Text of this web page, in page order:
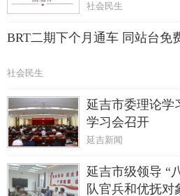
社会民生
BRT二期下个月通车 同站台免
社会民生
延吉市委理论学
学习会召开
延吉新闻
延吉市级领导 “
队官兵和优抚对